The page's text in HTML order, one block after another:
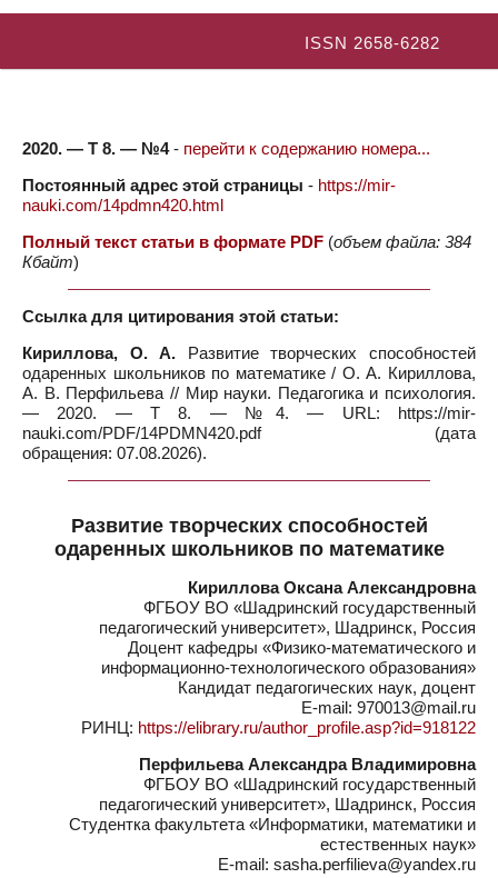
ISSN 2658-6282
2020. — Т 8. — №4- перейти к содержанию номера...
Постоянный адрес этой страницы - https://mir-
nauki.com/14pdmn420.html
Полный текст статьи в формате PDF (объем файла: 384
Кбайт)
Ссылка для цитирования этой статьи:
Кириллова, О. А. Развитие творческих способностей
одаренных школьников по математике / О. А. Кириллова,
А. В. Перфильева // Мир науки. Педагогика и психология.
— 2020. — Т 8. — №4. — URL: https://mir-
nauki.com/PDF/14PDMN420.pdf (дата
обращения: 07.08.2026).
Развитие творческих способностей
одаренных школьников по математике
Кириллова Оксана Александровна
ФГБОУ ВО «Шадринский государственный
педагогический университет», Шадринск, Россия
Доцент кафедры «Физико-математического и
информационно-технологического образования»
Кандидат педагогических наук, доцент
E-mail: 970013@mail.ru
РИНЦ: https://elibrary.ru/author_profile.asp?id=918122
Перфильева Александра Владимировна
ФГБОУ ВО «Шадринский государственный
педагогический университет», Шадринск, Россия
Студентка факультета «Информатики, математики и
естественных наук»
E-mail: sasha.perfilieva@yandex.ru